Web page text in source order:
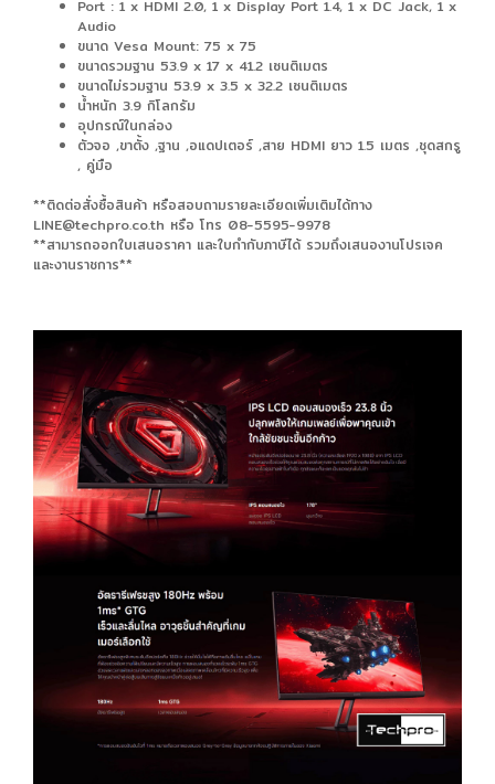
Port : 1 x HDMI 2.0, 1 x Display Port 1.4, 1 x DC Jack, 1 x
Audio
ขนาด Vesa Mount: 75 x 75
ขนาดรวมฐาน 53.9 x 17 x 41.2 เซนติเมตร
ขนาดไม่รวมฐาน 53.9 x 3.5 x 32.2 เซนติเมตร
น้ำหนัก 3.9 กิโลกรัม
อุปกรณ์ในกล่อง
ตัวจอ ,ขาตั้ง ,ฐาน ,อแดปเตอร์ ,สาย HDMI ยาว 1.5 เมตร ,ชุดสกรู
, คู่มือ
**ติดต่อสั่งซื้อสินค้า หรือสอบถามรายละเอียดเพิ่มเติมได้ทาง
LINE@techpro.co.th หรือ โทร 08-5595-9978
**สามารถออกใบเสนอราคา และใบกำกับภาษีได้ รวมถึงเสนองานโปรเจค
และงานราชการ**